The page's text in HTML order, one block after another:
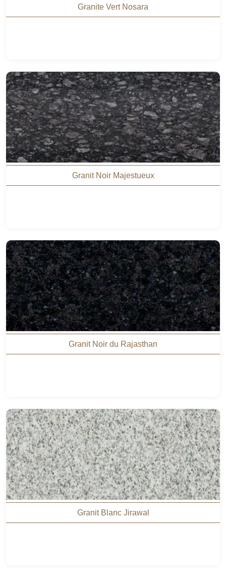
Granite Vert Nosara
Granit Noir Majestueux
Granit Noir du Rajasthan
Granit Blanc Jirawal